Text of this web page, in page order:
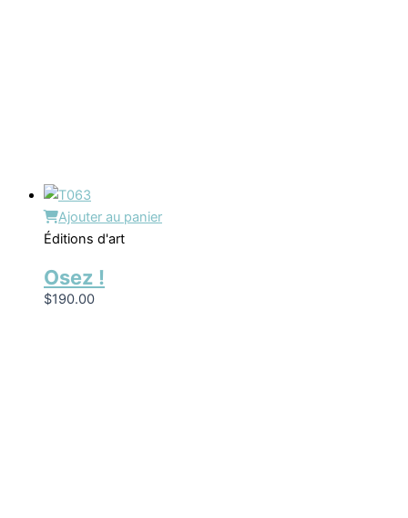
Ajouter au panier
Éditions d'art
Osez !
$190.00